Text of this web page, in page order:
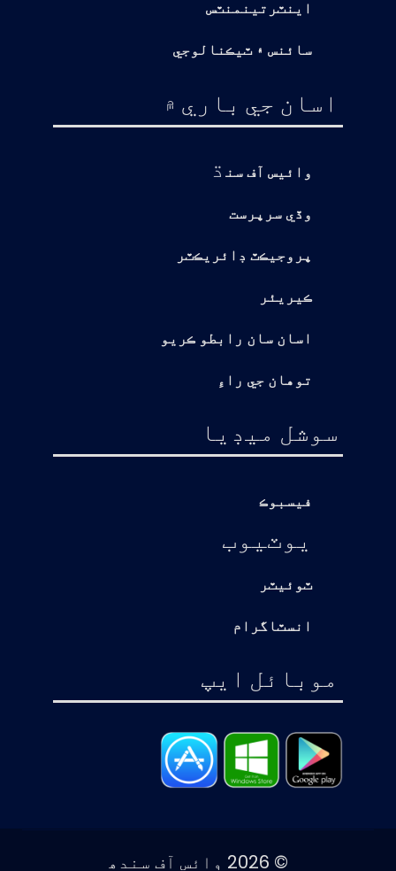
اينٽرتينمنٽس
سائنس ۽ ٽيڪنالوجي
اسان جي باري ۾
وائيس آف سن ڌ
وڏي سرپرست
پروجيڪٽ ڊائريڪٽر
ڪيريئر
اسان سان رابطو ڪريو
توهان جي راءِ
سوشل ميڊيا
فيسبوڪ
يوٽيوب
ٽوئيٽر
انسٽاگرام
موبائل ايپ
© 2026 وائس آف سندھ